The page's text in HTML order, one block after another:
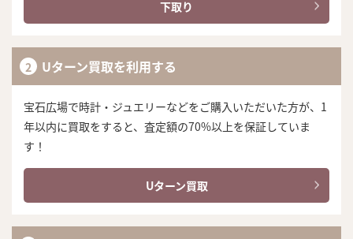
下取り
Uターン買取を利用する
宝石広場で時計・ジュエリーなどをご購入いただいた方が、1
年以内に買取をすると、査定額の70%以上を保証していま
す！
Uターン買取